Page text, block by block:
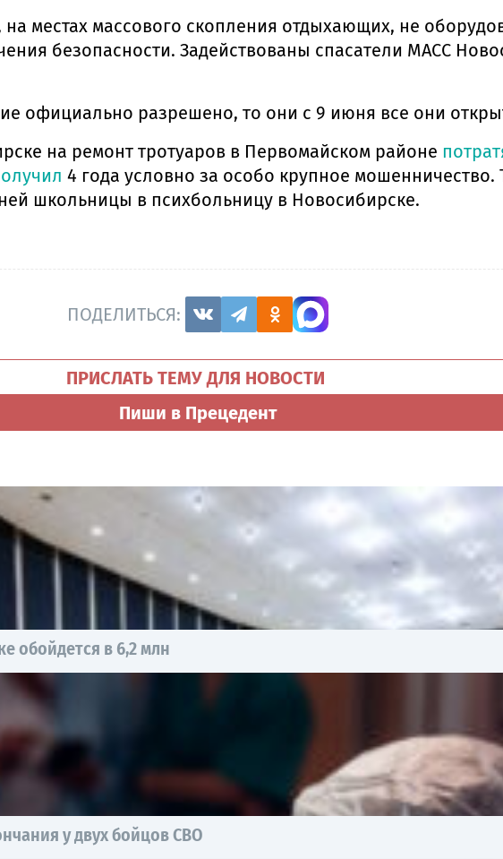
местах массового скопления отдыхающих, не
безопасности. Задействованы спасатели МАСС
официально разрешено, то они с 9 июня все они
на ремонт тротуаров в Первомайском районе
4 года условно за особо крупное мошенничество.
школьницы в психбольницу в Новосибирске.
ПОДЕЛИТЬСЯ:
ПРИСЛАТЬ ТЕМУ ДЛЯ НОВОСТИ
Пиши в Прецедент
обойдется в 6,2 млн
у двух бойцов СВО